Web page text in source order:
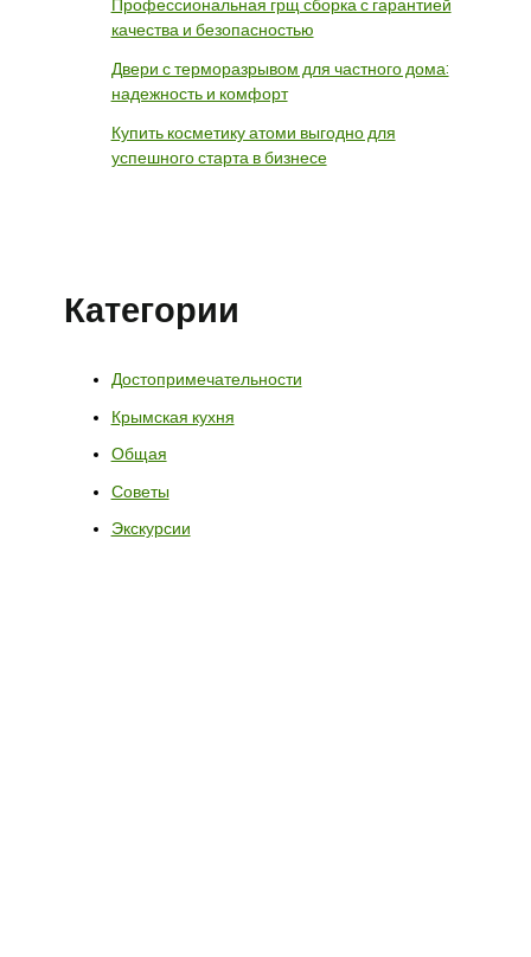
Профессиональная грщ сборка с гарантией
качества и безопасностью
Двери с терморазрывом для частного дома:
надежность и комфорт
Купить косметику атоми выгодно для
успешного старта в бизнесе
Категории
Достопримечательности
Крымская кухня
Общая
Советы
Экскурсии